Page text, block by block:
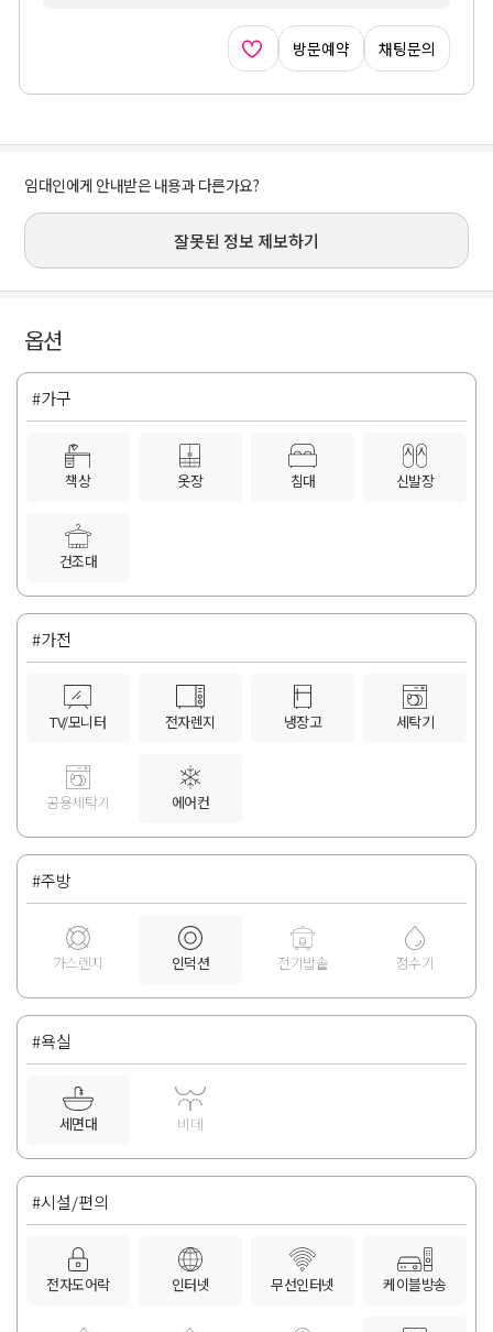
방문예약 채팅문의
임대인에게 안내받은 내용과 다른가요?
잘못된 정보 제보하기
옵션
#가구
책상 옷장 침대 신발장
건조대
#가전
TV/모니터 전자렌지 냉장고 세탁기
공용세탁기 에어컨
#주방
가스렌지 인덕션 전기밥솥 정수기
#욕실
세면대 비데
#시설/편의
전자도어락 인터넷 무선인터넷 케이블방송